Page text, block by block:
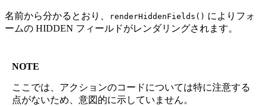
名前から分かるとおり、 renderHiddenFields() によりフォ
ームの HIDDEN フィールドがレンダリングされます。
NOTE
ここでは、アクションのコードについては特に注意する
点がないため、意図的に示していません。